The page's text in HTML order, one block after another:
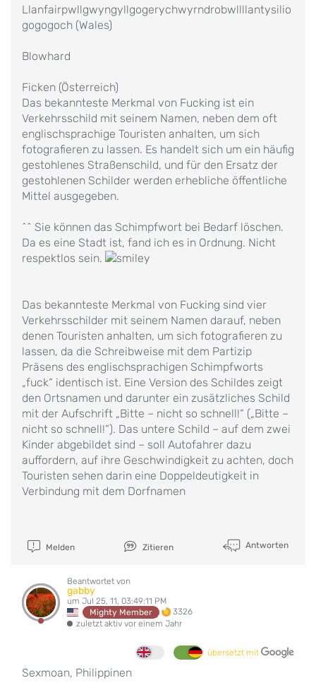
Llanfairpwllgwyngyllgogerychwyrndrobwllllantysilio
gogogoch (Wales)
Blowhard
Ficken (Österreich)
Das bekannteste Merkmal von Fucking ist ein
Verkehrsschild mit seinem Namen, neben dem oft
englischsprachige Touristen anhalten, um sich
fotografieren zu lassen. Es handelt sich um ein häufig
gestohlenes Straßenschild, und für den Ersatz der
gestohlenen Schilder werden erhebliche öffentliche
Mittel ausgegeben.
^^ Sie können das Schimpfwort bei Bedarf löschen.
Da es eine Stadt ist, fand ich es in Ordnung. Nicht
respektlos sein.
Das bekannteste Merkmal von Fucking sind vier
Verkehrsschilder mit seinem Namen darauf, neben
denen Touristen anhalten, um sich fotografieren zu
lassen, da die Schreibweise mit dem Partizip
Präsens des englischsprachigen Schimpfworts
„fuck“ identisch ist. Eine Version des Schildes zeigt
den Ortsnamen und darunter ein zusätzliches Schild
mit der Aufschrift „Bitte – nicht so schnell!“ („Bitte –
nicht so schnell!“). Das untere Schild – auf dem zwei
Kinder abgebildet sind – soll Autofahrer dazu
auffordern, auf ihre Geschwindigkeit zu achten, doch
Touristen sehen darin eine Doppeldeutigkeit in
Verbindung mit dem Dorfnamen
Melden Zitieren Antworten
Beantwortet von
gabby
um Jul 25, 11, 03:49:11 PM
Mighty Member
3326
zuletzt aktiv vor einem Jahr
übersetzt mit
Sexmoan, Philippinen